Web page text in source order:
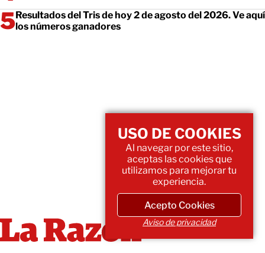
Resultados del Tris de hoy 2 de agosto del 2026. Ve aquí
los números ganadores
USO DE COOKIES
Al navegar por este sitio,
aceptas las cookies que
utilizamos para mejorar tu
experiencia.
Acepto Cookies
Aviso de privacidad